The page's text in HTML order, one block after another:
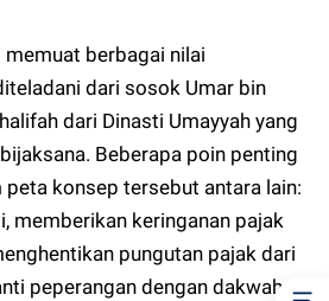
berbagai nilai
dari sosok Umar bin
dari Dinasti Umayyah yang
Beberapa poin penting
konsep tersebut antara lain:
memberikan keringanan pajak
pungutan pajak dari
peperangan dengan dakwah